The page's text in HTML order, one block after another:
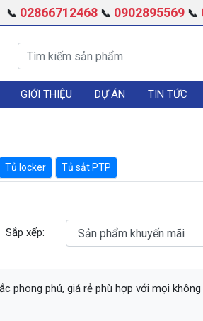
📞 02866712468 📞 0902895569 📞
GIỚI THIỆU DỰ ÁN TIN TỨC
Tủ locker Tủ sắt PTP
Sắp xếp:
phong phú, giá rẻ phù hợp với mọi